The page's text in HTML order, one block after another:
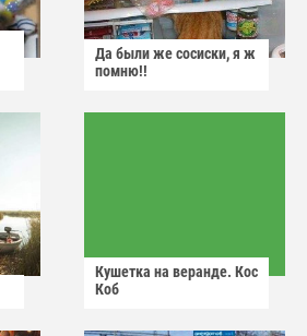
Да были же сосиски, я ж
помню!!
Кушетка на веранде. Кос
Коб